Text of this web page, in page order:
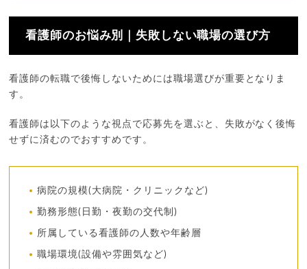
看護師のお悩み別｜失敗しない職場の選び方
看護師の転職で後悔しないためには職場選びが重要となりま
す。
看護師は以下のような視点で応募先を選ぶと、失敗がなく後悔
せずに済むのでおすすめです。
病院の規模(大病院・クリニックなど)
勤務形態(日勤・夜勤の交代制)
所属している看護師の人数や年齢層
職場環境(設備や雰囲気など)